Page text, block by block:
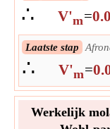
∴ V'm=
Laatste stap
∴ V'm=
Werkelijk